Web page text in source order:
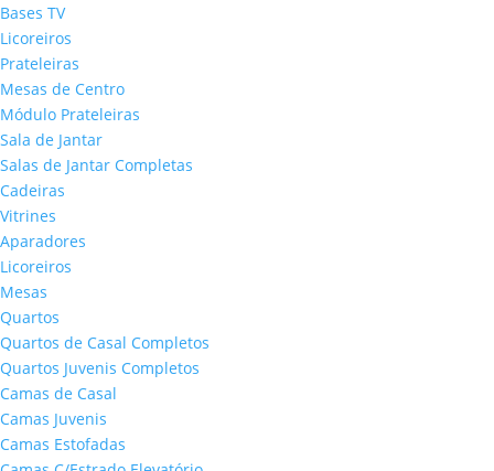
Bases TV
Licoreiros
Prateleiras
Mesas de Centro
Módulo Prateleiras
Sala de Jantar
Salas de Jantar Completas
Cadeiras
Vitrines
Aparadores
Licoreiros
Mesas
Quartos
Quartos de Casal Completos
Quartos Juvenis Completos
Camas de Casal
Camas Juvenis
Camas Estofadas